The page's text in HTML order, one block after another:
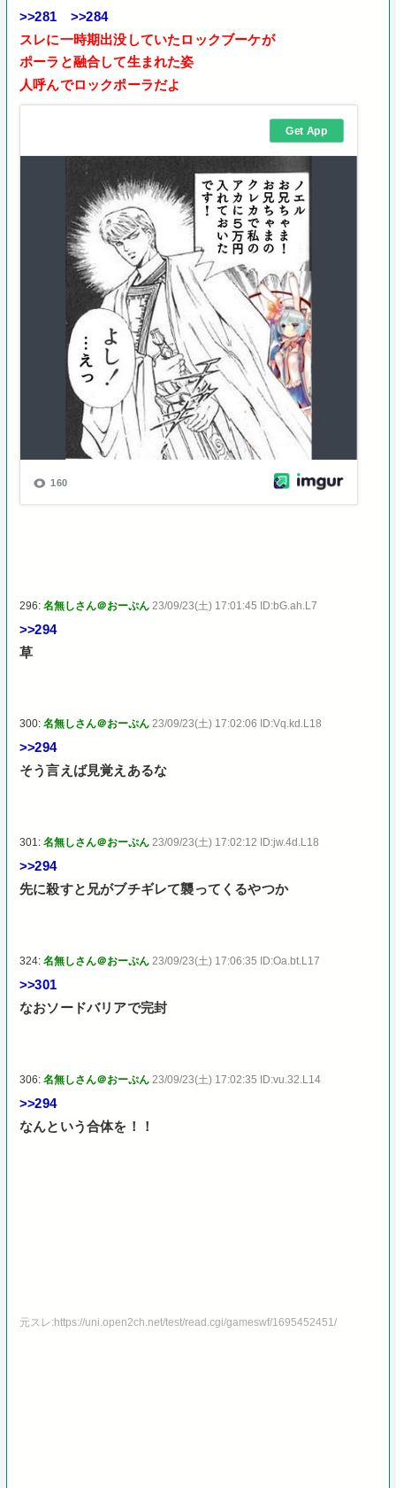
>>281
>>284
スレに一時期出没していたロックブーケが
ポーラと融合して生まれた姿
人呼んでロックポーラだよ
296:名無しさん＠おーぷん 23/09/23(土) 17:01:45 ID:bG.ah.L7
>>294
草
300:名無しさん＠おーぷん 23/09/23(土) 17:02:06 ID:Vq.kd.L18
>>294
そう言えば見覚えあるな
301:名無しさん＠おーぷん 23/09/23(土) 17:02:12 ID:jw.4d.L18
>>294
先に殺すと兄がブチギレて襲ってくるやつか
324:名無しさん＠おーぷん 23/09/23(土) 17:06:35 ID:Oa.bt.L17
>>301
なおソードバリアで完封
306:名無しさん＠おーぷん 23/09/23(土) 17:02:35 ID:vu.32.L14
>>294
なんという合体を！！
元スレ:https://uni.open2ch.net/test/read.cgi/gameswf/1695452451/